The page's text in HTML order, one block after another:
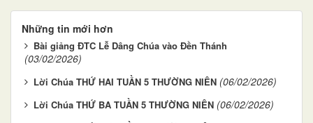
Những tin mới hơn
Bài giảng ĐTC Lễ Dâng Chúa vào Đền Thánh
(03/02/2026)
Lời Chúa THỨ HAI TUẦN 5 THƯỜNG NIÊN (06/02/2026)
Lời Chúa THỨ BA TUẦN 5 THƯỜNG NIÊN (06/02/2026)